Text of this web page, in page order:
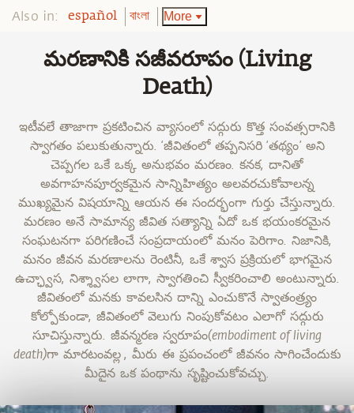
Also in: español বাংলা More
మరణానికి సజీవరూపం (Living
Death)
ఇటీవలే తాజాగా ప్రకటించిన వ్యాసంలో సద్గురు కొత్త సంవత్సరానికి
స్వాగతం పలుకుతున్నారు. ‘జీవితంలో తప్పనిసరి ‘తథ్యం’ అని
చెప్పగల ఒకే ఒక్క అనుభవం మరణం. కనక, దానితో
అవగాహనపూర్వకమైన సాన్నిహిత్యం అలవరచుకోవాలన్న
ముఖ్యమైన విషయాన్ని ఆయన ఈ సందర్భంగా గుర్తు చేస్తున్నారు.
మరణం అనే సామాన్య జీవిత సత్యాన్ని ఏదో ఒక భయంకరమైన
సంఘటనగా పరిగణించే సంప్రదాయంలో మనం పెరిగాం. నిజానికి,
మనం జీవన మరణాలను రెంటినీ, ఒకే శ్వాస ప్రక్రియలో భాగమైన
ఉచ్ఛ్వాస, నిశ్శ్వాసల లాగా, స్వాగతించి స్వీకరించాలి అంటున్నారు.
జీవితంలో మనకు కావలసిన దాన్ని ఎంచుకొనే స్వాతంత్ర్యం
కోల్పోకుండా, జీవితంలో వెలుగు నింపుకోవటం ఎలాగో సద్గురు
సూచిస్తున్నారు. జీవన్మరణ స్వరూపం(embodiment of living
death)గా మారటంవల్ల , మీరు ఈ ప్రపంచంలో జీవనం సాగించేందుకు
మీదైన ఒక పంథాను సృష్టించుకోవచ్చు.